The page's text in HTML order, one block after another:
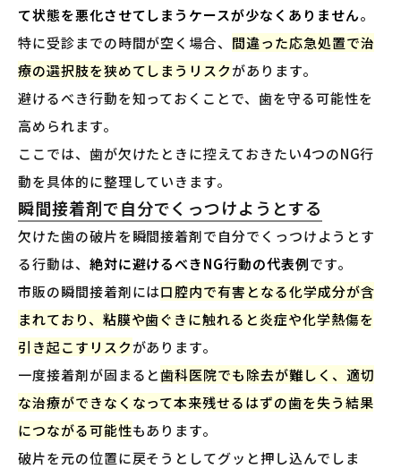
て状態を悪化させてしまうケースが少なくありません。
特に受診までの時間が空く場合、 間違った応急処置で治
療の選択肢を狭めてしまうリスクがあります。
避けるべき行動を知っておくことで、歯を守る可能性を
高められます。
ここでは、歯が欠けたときに控えておきたい4つのNG行
動を具体的に整理していきます。
瞬間接着剤で自分でくっつけようとする
欠けた歯の破片を瞬間接着剤で自分でくっつけようとす
る行動は、 絶対に避けるべきNG行動の代表例です。
市販の瞬間接着剤には口腔内で有害となる化学成分が含
まれており、粘膜や歯ぐきに触れると炎症や化学熱傷を
引き起こすリスクがあります。
一度接着剤が固まると歯科医院でも除去が難しく、適切
な治療ができなくなって本来残せるはずの歯を失う結果
につながる可能性もあります。
破片を元の位置に戻そうとしてグッと押し込んでしま